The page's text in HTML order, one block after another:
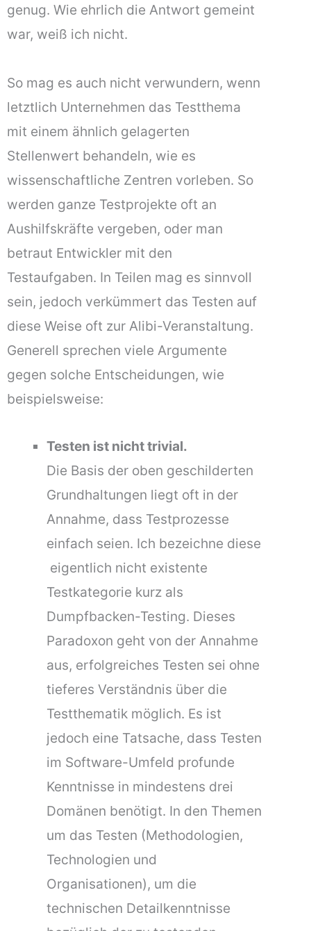
genug. Wie ehrlich die Antwort gemeint
war, weiß ich nicht.
So mag es auch nicht verwundern, wenn
letztlich Unternehmen das Testthema
mit einem ähnlich gelagerten
Stellenwert behandeln, wie es
wissenschaftliche Zentren vorleben. So
werden ganze Testprojekte oft an
Aushilfskräfte vergeben, oder man
betraut Entwickler mit den
Testaufgaben. In Teilen mag es sinnvoll
sein, jedoch verkümmert das Testen auf
diese Weise oft zur Alibi-Veranstaltung.
Generell sprechen viele Argumente
gegen solche Entscheidungen, wie
beispielsweise:
Testen ist nicht trivial.
Die Basis der oben geschilderten
Grundhaltungen liegt oft in der
Annahme, dass Testprozesse
einfach seien. Ich bezeichne diese
 eigentlich nicht existente 
Testkategorie kurz als
Dumpfbacken-Testing. Dieses
Paradoxon geht von der Annahme
aus, erfolgreiches Testen sei ohne
tieferes Verständnis über die
Testthematik möglich. Es ist
jedoch eine Tatsache, dass Testen
im Software-Umfeld profunde
Kenntnisse in mindestens drei
Domänen benötigt. In den Themen
um das Testen (Methodologien,
Technologien und
Organisationen), um die
technischen Detailkenntnisse